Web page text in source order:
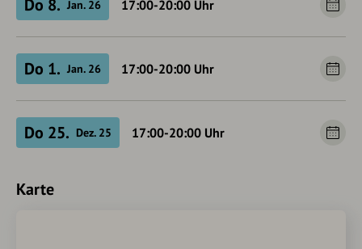
Do 8. Jan. 26 17:00-20:00 Uhr
Do 1. Jan. 26 17:00-20:00 Uhr
Do 25. Dez. 25 17:00-20:00 Uhr
Karte